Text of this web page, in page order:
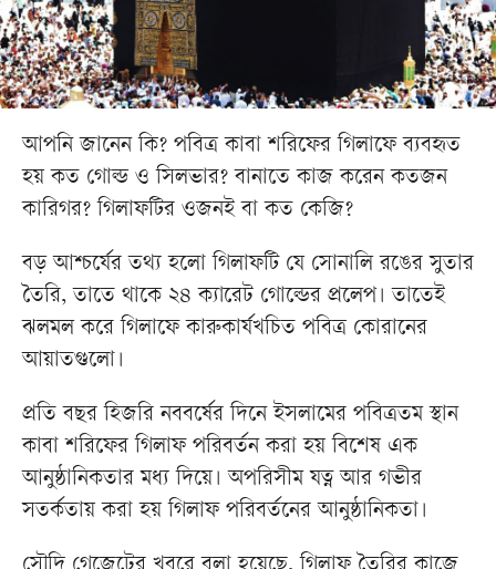
আপনি জানেন কি? পবিত্র কাবা শরিফের গিলাফে ব্যবহৃত
হয় কত গোল্ড ও সিলভার? বানাতে কাজ করেন কতজন
কারিগর? গিলাফটির ওজনই বা কত কেজি?
বড় আশ্চর্যের তথ্য হলো গিলাফটি যে সোনালি রঙের সুতার
তৈরি, তাতে থাকে ২৪ ক্যারেট গোল্ডের প্রলেপ। তাতেই
ঝলমল করে গিলাফে কারুকার্যখচিত পবিত্র কোরানের
আয়াতগুলো।
প্রতি বছর হিজরি নববর্ষের দিনে ইসলামের পবিত্রতম স্থান
কাবা শরিফের গিলাফ পরিবর্তন করা হয় বিশেষ এক
আনুষ্ঠানিকতার মধ্য দিয়ে। অপরিসীম যত্ন আর গভীর
সতর্কতায় করা হয় গিলাফ পরিবর্তনের আনুষ্ঠানিকতা।